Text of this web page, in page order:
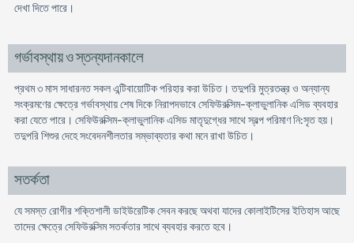
দেখা দিতে পারে।
গর্ভাবস্থায় ও স্তন্যদানকালে
প্রথম ৩ মাস সাধারনত সকল এন্টিবায়োটিক পরিহার করা উচিত। তদুপরি মুত্রতন্ত্র ও অন্যান্য
সংক্রমণের ক্ষেত্রে গর্ভাবস্থায় শেষ দিকে নিরাপদভাবে সেফিউরক্সিম-ক্লাভুলানিক এসিড ব্যবহার
করা যেতে পারে। সেফিউরক্সিম-ক্লাভুলানিক এসিড মাতৃদুগ্ধের সাথে স্বল্প পরিমাণ নি:সৃত হয়।
তদুপরি শিশুর দেহে সংবেদনশীলতার সম্ভাব্যতার কথা মনে রাখা উচিত।
সতর্কতা
যে সমস্ত রোগীর শক্তিশালী ডাইউরেটিক সেবন করছে অথবা যাদের কোলাইটিসের ইতিহাস আছে
তাদের ক্ষেত্রে সেফিউরক্সিম সতর্কতার সাথে ব্যবহার করতে হবে।